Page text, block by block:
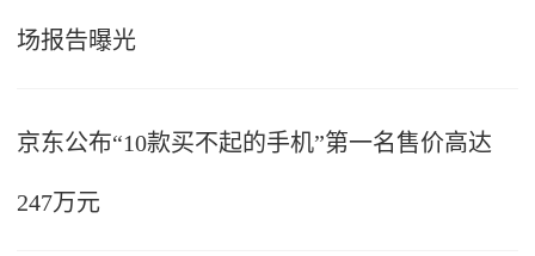
场报告曝光
京东公布“10款买不起的手机”第一名售价高达
247万元